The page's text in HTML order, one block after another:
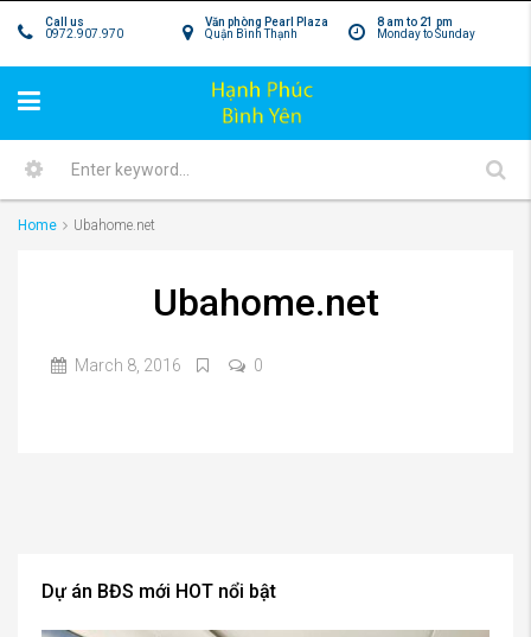
8 am to 21 pm
Monday to Sunday
Văn phòng Pearl Plaza
Quận Bình Thạnh
Call us
0972.907.970
Home Ubahome.net
Ubahome.net
March 8, 2016 0
Dự án BĐS mới HOT nổi bật